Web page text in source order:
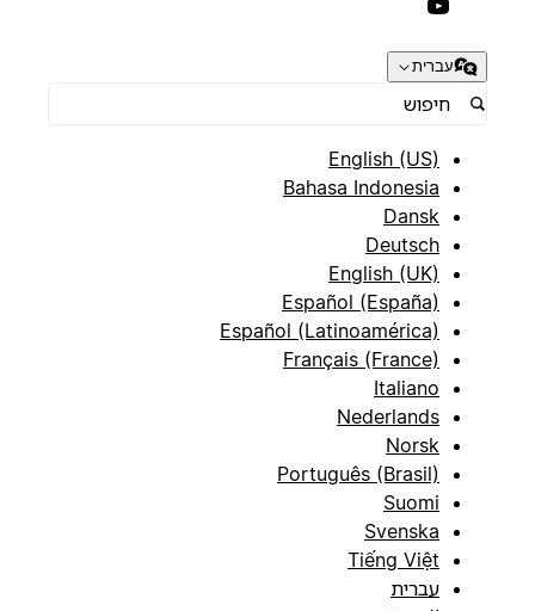
עברית
English (US)
Bahasa Indonesia
Dansk
Deutsch
English (UK)
Español (España)
Español (Latinoamérica)
Français (France)
Italiano
Nederlands
Norsk
Português (Brasil)
Suomi
Svenska
Tiếng Việt
עברית